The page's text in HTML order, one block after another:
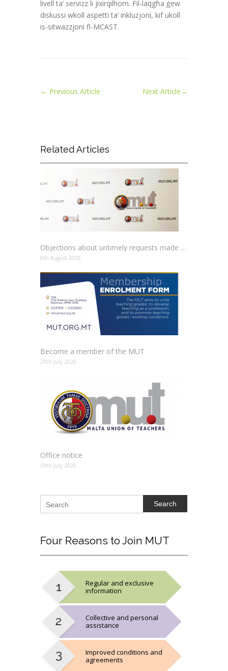
livell ta’ servizz li jixirqilhom. Fil-laqgħa ġew
diskussi wkoll aspetti ta’ inklużjoni, kif ukoll
is-sitwazzjoni fl-MCAST.
← Previous Article Next Article→
Related Articles
Objections about untimely requests made to schools
6th August 2026
Become a member of the MUT
29th July 2026
Office notice
29th July 2026
Search
Four Reasons to Join MUT
Regular and exclusive
information
Collective and personal
assistance
Improved conditions and
agreements